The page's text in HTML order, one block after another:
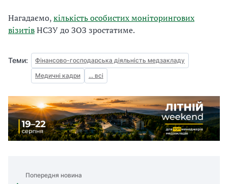
Нагадаємо,кількість особистих моніторингових
візитівНСЗУ до ЗОЗ зростатиме.
Теми:
Фінансово-господарська діяльність медзакладу
Медичні кадри
... всі
Попередня новина